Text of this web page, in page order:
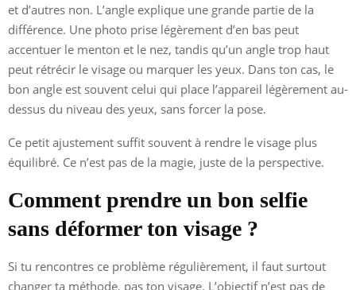
et d’autres non. L’angle explique une grande partie de la
différence. Une photo prise légèrement d’en bas peut
accentuer le menton et le nez, tandis qu’un angle trop haut
peut rétrécir le visage ou marquer les yeux. Dans ton cas, le
bon angle est souvent celui qui place l’appareil légèrement au-
dessus du niveau des yeux, sans forcer la pose.
Ce petit ajustement suffit souvent à rendre le visage plus
équilibré. Ce n’est pas de la magie, juste de la perspective.
Comment prendre un bon selfie
sans déformer ton visage ?
Si tu rencontres ce problème régulièrement, il faut surtout
changer ta méthode, pas ton visage. L’objectif n’est pas de